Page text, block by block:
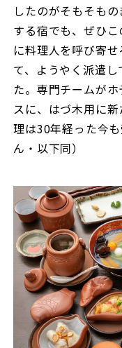
したのがそもそも
する宿でも、ぜひ
に料理人を呼び寄
て、ようやく派遣
た。専門チームが
スに、はづ木用に
理は30年経った今
ん・以下同）